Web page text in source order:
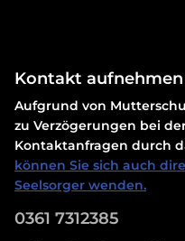
Kontakt aufnehmen
Aufgrund von
zu Verzögerungen bei
Kontaktanfragen durch
können Sie sich auch
Seelsorger wenden.
0361 7312385